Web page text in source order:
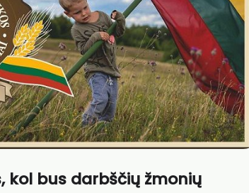
kol bus darbščių žmonių